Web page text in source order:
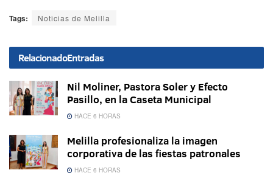
Tags: Noticias de Melilla
RelacionadoEntradas
Nil Moliner, Pastora Soler y Efecto
Pasillo, en la Caseta Municipal
HACE 6 HORAS
Melilla profesionaliza la imagen
corporativa de las fiestas patronales
HACE 6 HORAS